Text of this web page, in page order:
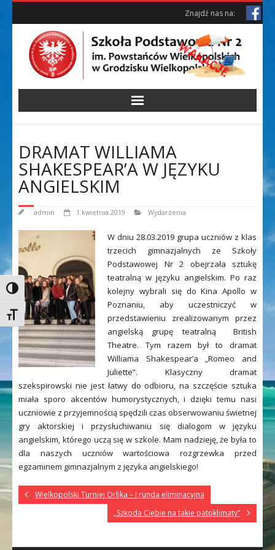
Skip
Toggle High Contrast
Toggle Font size
Skip
Znajdź nas na:
DRAMAT WILLIAMA
SHAKESPEAR’A W JĘZYKU
ANGIELSKIM
admin 1 kwietnia 2019 Wydarzenia
W dniu 28.03.2019 grupa uczniów z klas
trzecich gimnazjalnych ze Szkoły
Podstawowej Nr 2 obejrzała sztukę
teatralną w języku angielskim. Po raz
kolejny wybrali się do Kina Apollo w
Poznaniu, aby uczestniczyć w
przedstawieniu zrealizowanym przez
angielską grupę teatralną British
Theatre. Tym razem był to dramat
Williama Shakespear’a „Romeo and
Juliette”. Klasyczny dramat
szekspirowski nie jest łatwy do odbioru, na szczęście sztuka
miała sporo akcentów humorystycznych, i dzięki temu nasi
uczniowie z przyjemnością spędzili czas obserwowaniu świetnej
gry aktorskiej i przysłuchiwaniu się dialogom w języku
angielskim, którego uczą się w szkole. Mam nadzieję, że była to
dla naszych uczniów wartościowa rozgrzewka przed
egzaminem gimnazjalnym z języka angielskiego!
Wielkopolski Turniej Orlika – I runda eliminacyjna
„Szkoda Ciebie na takie patoklimaty”